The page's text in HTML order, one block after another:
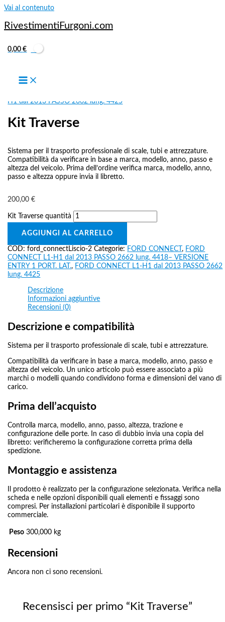
Vai al contenuto
RivestimentiFurgoni.com
0,00€
FORD CONNECT
H1 dal 2013 PASSO 2662 lung. 4425
Kit Traverse
200,00€
Sistema per il trasporto professionale di scale, tubi e attrezzature.
Compatibilità da verificare in base a marca, modello, anno, passo e
altezza del veicolo. Prima dell’ordine verifica marca, modello, anno,
passo e altezza oppure invia il libretto.
Kit Traverse quantità
AGGIUNGI AL CARRELLO
COD:ford_connectLiscio-2 Categorie: FORD CONNECT, FORD
CONNECT L1-H1 dal 2013 PASSO 2662 lung. 4418– VERSIONE
ENTRY 1 PORT. LAT., FORD CONNECT L1-H1 dal 2013 PASSO 2662
lung. 4425
Descrizione
Informazioni aggiuntive
Recensioni (0)
Descrizione e compatibilità
Sistema per il trasporto professionale di scale, tubi e attrezzature.
Compatibilità da verificare in base a marca, modello, anno, passo e
altezza del veicolo. Un unico articolo può essere associato a più
marchi o modelli quando condividono forma e dimensioni del vano di
carico.
Prima dell’acquisto
Controlla marca, modello, anno, passo, altezza, trazione e
configurazione delle porte. In caso di dubbio invia una copia del
libretto: verificheremo la configurazione corretta prima della
spedizione.
Montaggio e assistenza
Il prodotto è realizzato per la configurazione selezionata. Verifica nella
scheda e nelle opzioni disponibili quali elementi e fissaggi sono
compresi. Per installazioni particolari è disponibile il supporto
commerciale.
Peso 300,000 kg
Recensioni
Ancora non ci sono recensioni.
Recensisci per primo “Kit Traverse”